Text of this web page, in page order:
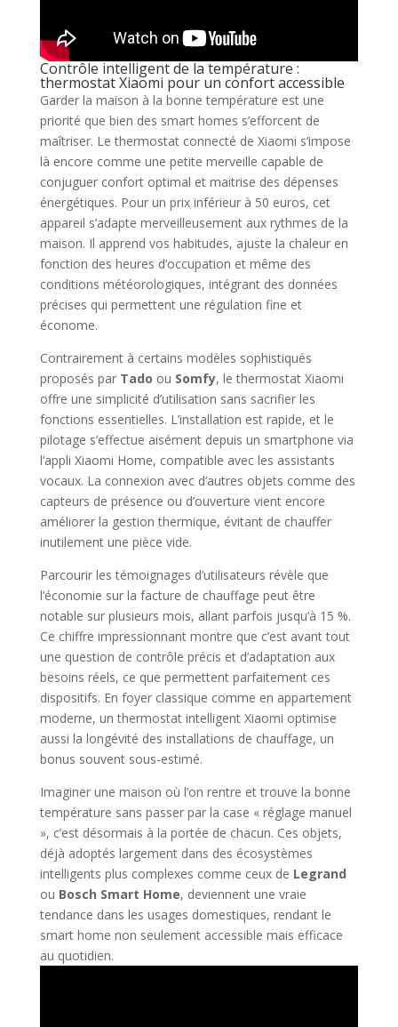
Contrôle intelligent de la température :
thermostat Xiaomi pour un confort accessible
Garder la maison à la bonne température est une
priorité que bien des smart homes s’efforcent de
maîtriser. Le thermostat connecté de Xiaomi s’impose
là encore comme une petite merveille capable de
conjuguer confort optimal et maitrise des dépenses
énergétiques. Pour un prix inférieur à 50 euros, cet
appareil s’adapte merveilleusement aux rythmes de la
maison. Il apprend vos habitudes, ajuste la chaleur en
fonction des heures d’occupation et même des
conditions météorologiques, intégrant des données
précises qui permettent une régulation fine et
économe.
Contrairement à certains modèles sophistiqués
proposés par Tado ou Somfy, le thermostat Xiaomi
offre une simplicité d’utilisation sans sacrifier les
fonctions essentielles. L’installation est rapide, et le
pilotage s’effectue aisément depuis un smartphone via
l’appli Xiaomi Home, compatible avec les assistants
vocaux. La connexion avec d’autres objets comme des
capteurs de présence ou d’ouverture vient encore
améliorer la gestion thermique, évitant de chauffer
inutilement une pièce vide.
Parcourir les témoignages d’utilisateurs révèle que
l’économie sur la facture de chauffage peut être
notable sur plusieurs mois, allant parfois jusqu’à 15 %.
Ce chiffre impressionnant montre que c’est avant tout
une question de contrôle précis et d’adaptation aux
besoins réels, ce que permettent parfaitement ces
dispositifs. En foyer classique comme en appartement
moderne, un thermostat intelligent Xiaomi optimise
aussi la longévité des installations de chauffage, un
bonus souvent sous-estimé.
Imaginer une maison où l’on rentre et trouve la bonne
température sans passer par la case « réglage manuel
», c’est désormais à la portée de chacun. Ces objets,
déjà adoptés largement dans des écosystèmes
intelligents plus complexes comme ceux de Legrand
ou Bosch Smart Home, deviennent une vraie
tendance dans les usages domestiques, rendant le
smart home non seulement accessible mais efficace
au quotidien.